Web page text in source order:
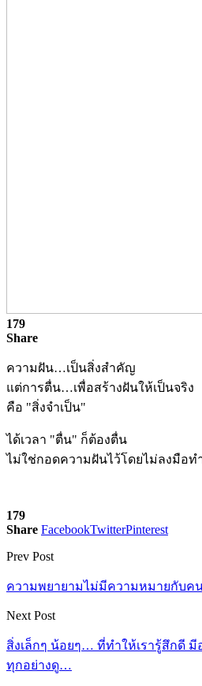
179
Share
ความฝัน…เป็นสิ่งสำคัญ
แต่การตื่น…เพื่อสร้างฝันให้เป็นจริง
คือ "สิ่งจำเป็น"
ได้เวลา "ตื่น" ก็ต้องตื่น
ไม่ใช่กอดความฝันไว้โดยไม่ลงมือท
179
Share FacebookTwitterPinterest
Prev Post
ความพยายามไม่มีความหมายกับค
Next Post
สิ่งเล็กๆ น้อยๆ… ที่ทำให้เรารู้สึกดี
ทุกอย่างดู…